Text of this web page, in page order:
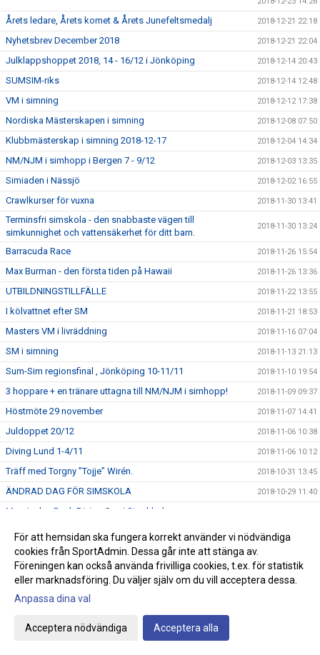
Årets ledare, Årets komet & Årets Junefeltsmedalj 2018-12-21 22:18
Nyhetsbrev December 2018 2018-12-21 22:04
Julklappshoppet 2018, 14 - 16/12 i Jönköping 2018-12-14 20:43
SUMSIM-riks 2018-12-14 12:48
VM i simning 2018-12-12 17:38
Nordiska Mästerskapen i simning 2018-12-08 07:50
Klubbmästerskap i simning 2018-12-17 2018-12-04 14:34
NM/NJM i simhopp i Bergen 7 - 9/12 2018-12-03 13:35
Simiaden i Nässjö 2018-12-02 16:55
Crawlkurser för vuxna 2018-11-30 13:41
Terminsfri simskola - den snabbaste vägen till
simkunnighet och vattensäkerhet för ditt barn.
2018-11-30 13:24
Barracuda Race 2018-11-26 15:54
Max Burman - den första tiden på Hawaii 2018-11-26 13:36
UTBILDNINGSTILLFÄLLE 2018-11-22 13:55
I kölvattnet efter SM 2018-11-21 18:53
Masters VM i livräddning 2018-11-16 07:04
SM i simning 2018-11-13 21:13
Sum-Sim regionsfinal , Jönköping 10-11/11 2018-11-10 19:54
3 hoppare + en tränare uttagna till NM/NJM i simhopp! 2018-11-09 09:37
Höstmöte 29 november 2018-11-07 14:41
Juldoppet 20/12 2018-11-06 10:38
Diving Lund 1-4/11 2018-11-06 10:12
Träff med Torgny ”Tojje” Wirén. 2018-10-31 13:45
ÄNDRAD DAG FÖR SIMSKOLA 2018-10-29 11:40
Marginalen Bank Diving Cup i Stockholm
Öppna Östsvenska DM i Jönköping 2018-10-20 16:42
UGP 1 i Västervik
ANMÄLAN TILL BABYSIM OCH SMÅBARNSSIM 2018-10-15 09:08
Östsvenska mästerskapen
För att hemsidan ska fungera korrekt använder vi nödvändiga
cookies från SportAdmin. Dessa går inte att stänga av.
Föreningen kan också använda frivilliga cookies, t.ex. för statistik
eller marknadsföring. Du väljer själv om du vill acceptera dessa.
Anpassa dina val
Acceptera nödvändiga Acceptera alla